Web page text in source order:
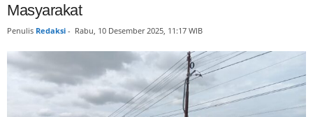
Masyarakat
Penulis Redaksi - Rabu, 10 Desember 2025, 11:17 WIB